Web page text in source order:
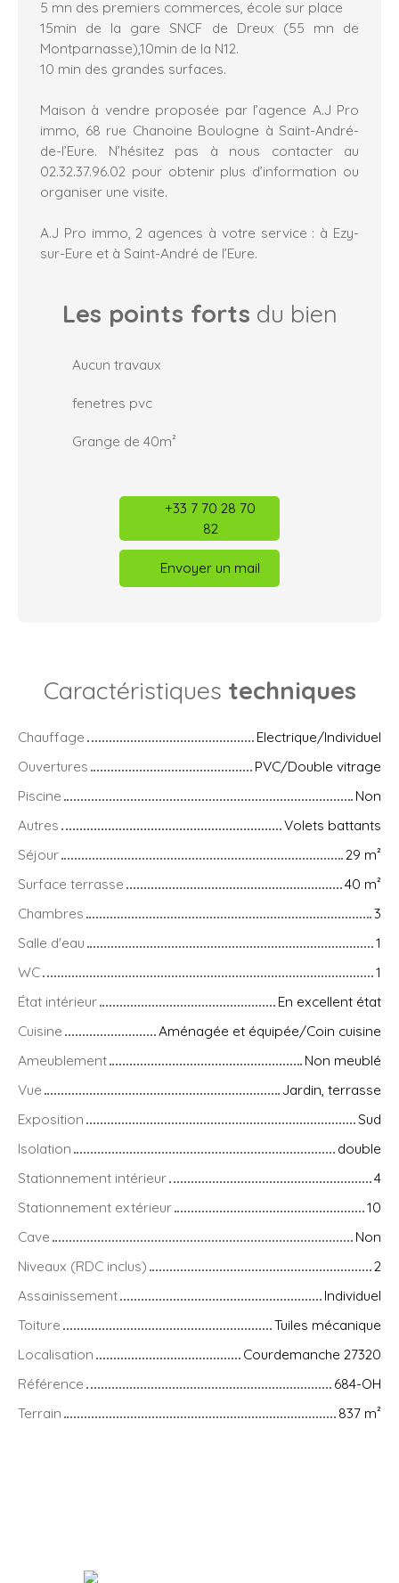
5 mn des premiers commerces, école sur place
15min de la gare SNCF de Dreux (55 mn de
Montparnasse),10min de la N12.
10 min des grandes surfaces.
Maison à vendre proposée par l’agence A.J Pro
immo, 68 rue Chanoine Boulogne à Saint-André-
de-l’Eure. N’hésitez pas à nous contacter au
02.32.37.96.02 pour obtenir plus d’information ou
organiser une visite.
A.J Pro immo, 2 agences à votre service : à Ezy-
sur-Eure et à Saint-André de l’Eure.
Les points forts du bien
Aucun travaux
fenetres pvc
Grange de 40m²
+33 7 70 28 70
82
Envoyer un mail
Caractéristiques techniques
Chauffage
Electrique/Individuel
Ouvertures
PVC/Double vitrage
Piscine
Non
Autres
Volets battants
Séjour
29 m²
Surface terrasse
40 m²
Chambres
3
Salle d'eau
1
WC
1
État intérieur
En excellent état
Cuisine
Aménagée et équipée/Coin cuisine
Ameublement
Non meublé
Vue
Jardin, terrasse
Exposition
Sud
Isolation
double
Stationnement intérieur
4
Stationnement extérieur
10
Cave
Non
Niveaux (RDC inclus)
2
Assainissement
Individuel
Toiture
Tuiles mécanique
Localisation
Courdemanche 27320
Référence
684-OH
Terrain
837 m²